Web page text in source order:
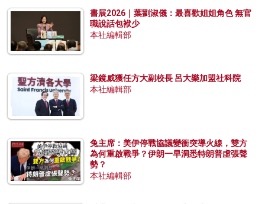
書展2026｜葉劉淑儀：最喜歡姐姐角色 無官
職說話包袱少
本社編輯部
梁鏡威獲任方大副校長 呂大樂加盟社科院
本社編輯部
兔主席：美伊停戰協議變衝突導火線，雙方
為何重啟戰爭？伊朗一早洞悉特朗普虛張聲
勢？
本社編輯部